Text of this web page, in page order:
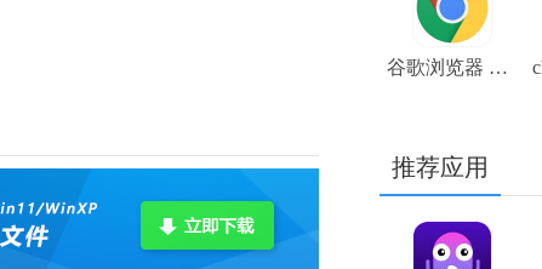
谷歌浏览器 Chrome开发版下载 chrome_win64_dev_103.0.5042.0
推荐应用